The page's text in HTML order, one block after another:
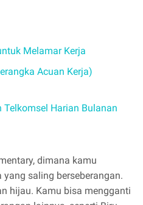
Melamar Kerja
Acuan Kerja)
Telkomsel Harian Bulanan
dimana kamu
saling berseberangan.
hijau. Kamu bisa mengganti